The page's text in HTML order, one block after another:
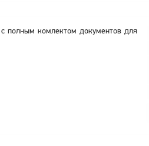
полным комлектом документов для